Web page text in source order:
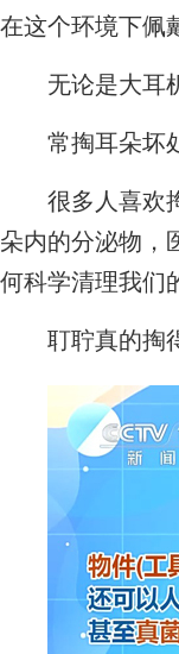
在这个环境下佩
无论是大耳机
常掏耳朵坏
很多人喜欢掏
朵内的分泌物，
何科学清理我们
耵聍真的掏